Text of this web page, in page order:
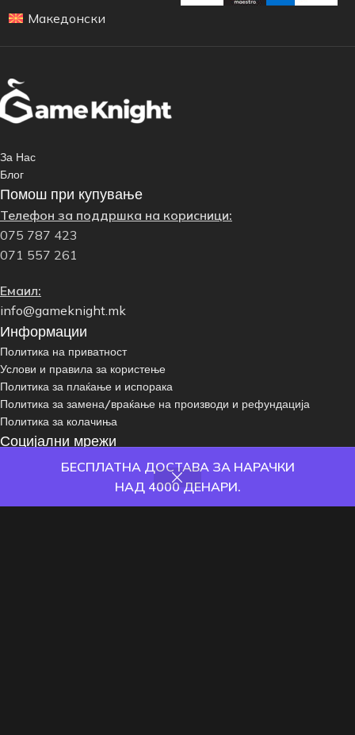
БЕСПЛАТНА ДОСТАВА ЗА НАРАЧКИ
НАД 4000 ДЕНАРИ.
Македонски
За Нас
Блог
Помош при купување
Телефон за поддршка на корисници:
075 787 423
071 557 261
Емаил:
info@gameknight.mk
Информации
Политика на приватност
Услови и правила за користење
Политика за плаќање и испорака
Политика за замена/враќање на производи и рефундација
Политика за колачиња
Социјални мрежи
Пријави се на нашиот newsletter:
Корисник